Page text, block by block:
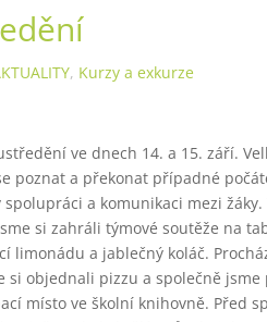
, Kurzy a exkurze
ve dnech 14. a 15. září.
poznat a překonat případné
a komunikaci mezi
si zahráli týmové soutěže na
limonádu a jablečný koláč.
si objednali pizzu a společně
místo ve školní knihovně. Před